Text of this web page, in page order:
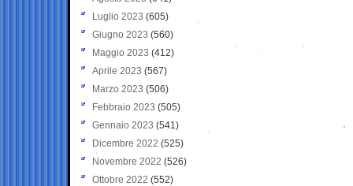
Luglio 2023 (605)
Giugno 2023 (560)
Maggio 2023 (412)
Aprile 2023 (567)
Marzo 2023 (506)
Febbraio 2023 (505)
Gennaio 2023 (541)
Dicembre 2022 (525)
Novembre 2022 (526)
Ottobre 2022 (552)